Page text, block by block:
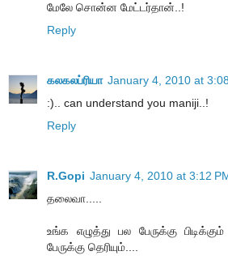
மேலே சொன்ன மேட்டர்தான்..!
Reply
கலகலப்ரியா January 4, 2010 at
:).. can understand you maniji..!
Reply
R.Gopi January 4, 2010 at 3:12
தலைவா.....
உங்க எழுத்து பல பேருக்கு
பேருக்கு தெரியும்....